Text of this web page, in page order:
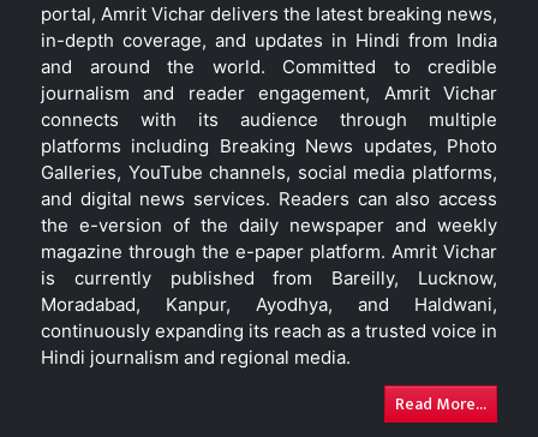
portal, Amrit Vichar delivers the latest breaking news,
in-depth coverage, and updates in Hindi from India
and around the world. Committed to credible
journalism and reader engagement, Amrit Vichar
connects with its audience through multiple
platforms including Breaking News updates, Photo
Galleries, YouTube channels, social media platforms,
and digital news services. Readers can also access
the e-version of the daily newspaper and weekly
magazine through the e-paper platform. Amrit Vichar
is currently published from Bareilly, Lucknow,
Moradabad, Kanpur, Ayodhya, and Haldwani,
continuously expanding its reach as a trusted voice in
Hindi journalism and regional media.
Read More...